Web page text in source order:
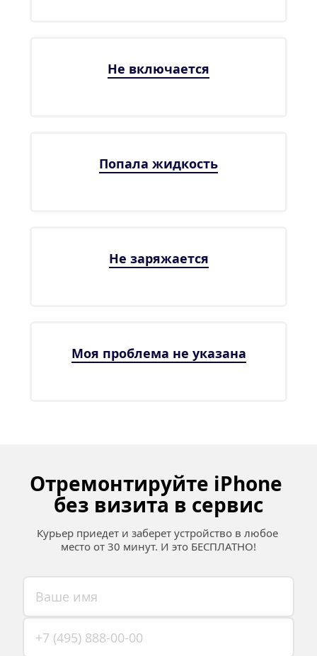
Не включается
Попала жидкость
Не заряжается
Моя проблема не указана
Отремонтируйте iPhone
без визита в сервис
Курьер приедет и заберет устройство в любое
место от 30 минут. И это БЕСПЛАТНО!